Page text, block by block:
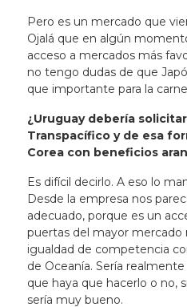
Pero es un mercado que
Ojalá que en algún
acceso a mercados más
no tengo dudas de que
que importante para la
¿Uruguay debería
Transpacífico y de esa
Corea con beneficios
Es difícil decirlo. A eso lo
Desde la empresa nos
adecuado, porque es un
puertas del mayor mercado
igualdad de competencia
de Oceanía. Sería
que haya que hacerlo o no,
sería muy bueno.